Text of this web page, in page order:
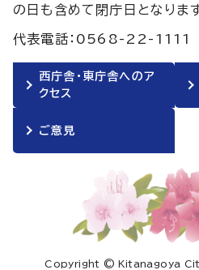
の日も含めて閉庁日となりま
代表電話：0568-22-1111
西庁舎・東庁舎へのア
クセス
ご意見
Copyright © Kitanagoya